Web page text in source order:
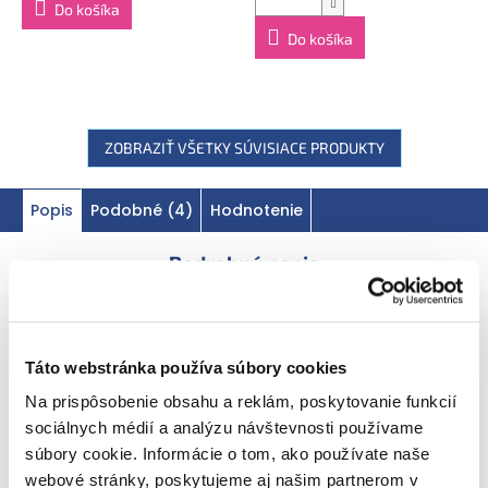
Táto webstránka používa súbory cookies
Na prispôsobenie obsahu a reklám, poskytovanie funkcií
sociálnych médií a analýzu návštevnosti používame
súbory cookie. Informácie o tom, ako používate naše
webové stránky, poskytujeme aj našim partnerom v
Hmotnosť:190 g, 1 vrecúško = kompletná strava
prispôsobená dieťaťu. Výrobok ekologického
poľnohospodárstva. Krajina pôvodu: Vyrobené vo Francúzsku.
Do košíka
Do košíka
ZOBRAZIŤ VŠETKY SÚVISIACE PRODUKTY
Popis Podobné (4) Hodnotenie
Podrobný popis
Prospieva malým gurmánom a šetrí
planétu
Vyrobené
vo Francúzsku